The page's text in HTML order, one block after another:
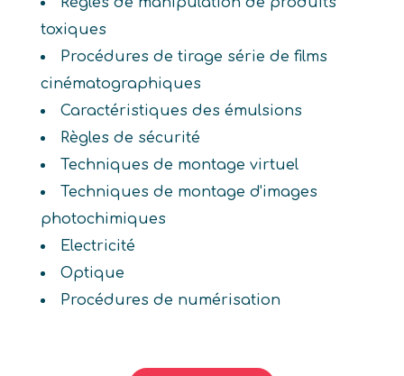
toxiques
Procédures de tirage série de films
cinématographiques
Caractéristiques des émulsions
Règles de sécurité
Techniques de montage virtuel
Techniques de montage d'images
photochimiques
Electricité
Optique
Procédures de numérisation